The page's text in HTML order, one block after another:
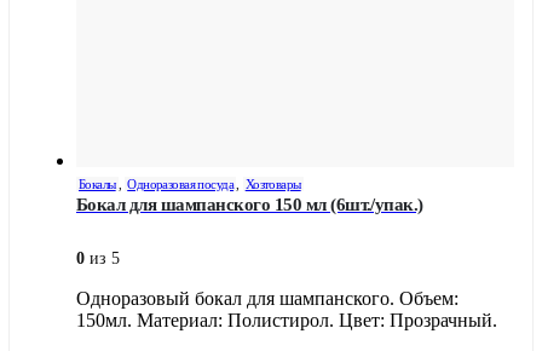
Бокалы, Одноразовая посуда, Хозтовары
Бокал для шампанского 150 мл (6шт./упак.)
0 из 5
Одноразовый бокал для шампанского. Объем:
150мл. Материал: Полистирол. Цвет: Прозрачный.